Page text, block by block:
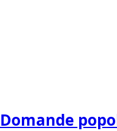
Domande